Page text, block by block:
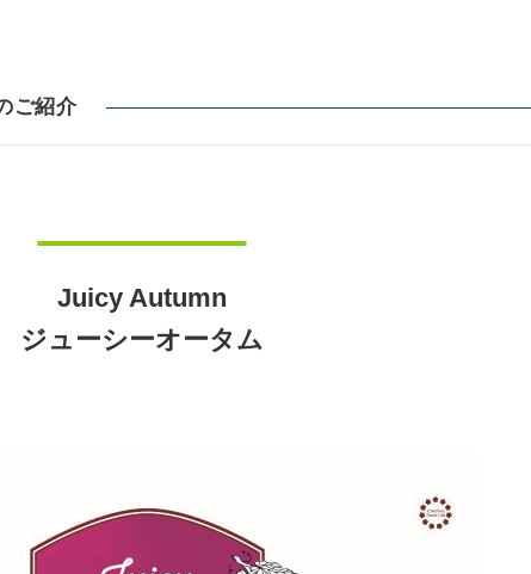
ご紹介
Juicy Autumn
ジューシーオータム